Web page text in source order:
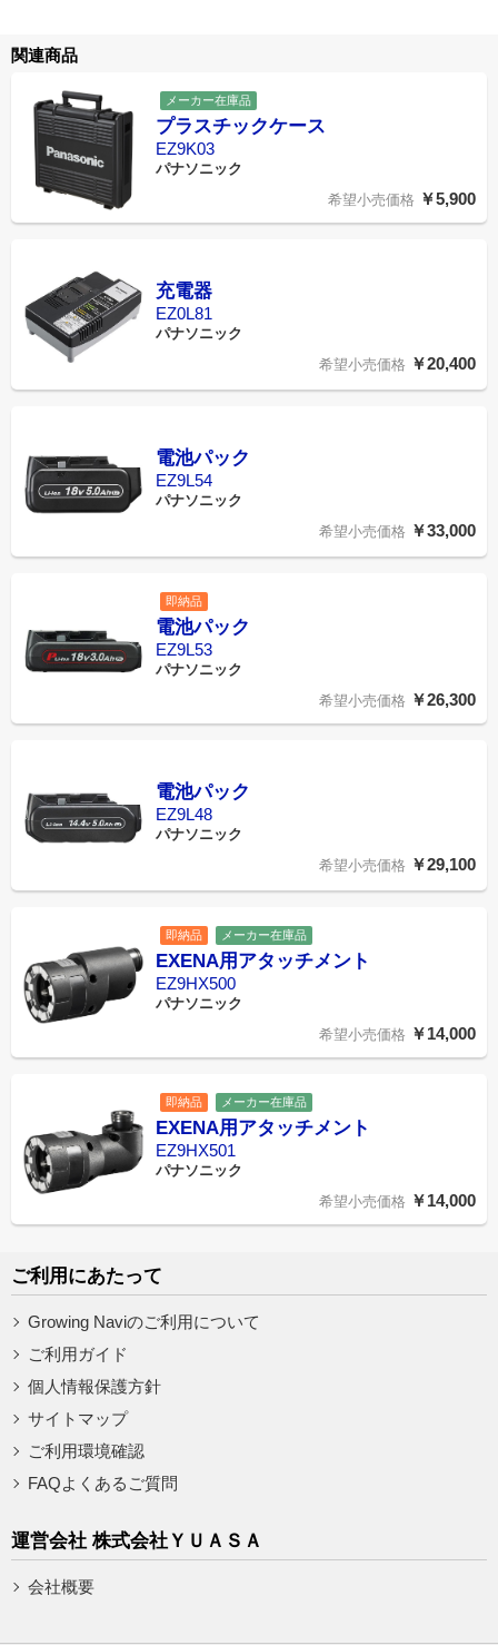
関連商品
メーカー在庫品
プラスチックケース
EZ9K03
パナソニック
希望小売価格 ￥5,900
充電器
EZ0L81
パナソニック
希望小売価格 ￥20,400
電池パック
EZ9L54
パナソニック
希望小売価格 ￥33,000
即納品
電池パック
EZ9L53
パナソニック
希望小売価格 ￥26,300
電池パック
EZ9L48
パナソニック
希望小売価格 ￥29,100
即納品 メーカー在庫品
EXENA用アタッチメント
EZ9HX500
パナソニック
希望小売価格 ￥14,000
即納品 メーカー在庫品
EXENA用アタッチメント
EZ9HX501
パナソニック
希望小売価格 ￥14,000
ご利用にあたって
Growing Naviのご利用について
ご利用ガイド
個人情報保護方針
サイトマップ
ご利用環境確認
FAQよくあるご質問
運営会社 株式会社ＹＵＡＳＡ
会社概要